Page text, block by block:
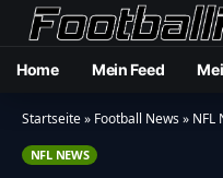
Home Mein Feed
Startseite» Football News» NFL
NFL NEWS